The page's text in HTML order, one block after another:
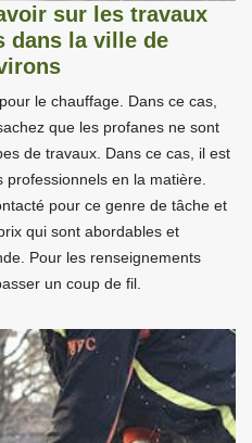
sur les travaux
dans la ville de
le chauffage. Dans ce cas,
que les profanes ne sont
de travaux. Dans ce cas, il est
en la matière.
pour ce genre de tâche et
qui sont abordables et
Pour les renseignements
un coup de fil.